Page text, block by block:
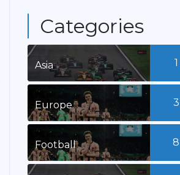
Categories
Asia 1
Europe 3
Football 8